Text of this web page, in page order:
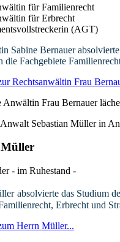
für Familienrecht
für Erbrecht
(AGT)
Sabine Bernauer
die Fachgebiete
Rechtsanwältin Frau
Müller
- im Ruhestand -
absolvierte das Studium
Erbrecht und
Herrn Müller...